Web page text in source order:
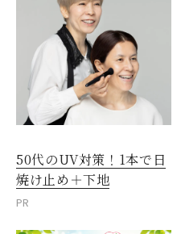
50代のUV対策！1本で日
焼け止め＋下地
PR